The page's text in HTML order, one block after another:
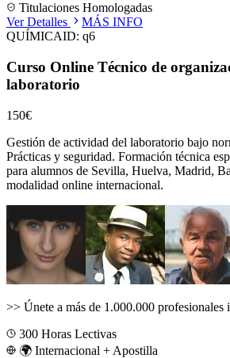
Titulaciones Homologadas
Ver Detalles
MÁS INFO
QUÍMICAID: q6
Curso Online Técnico de
laboratorio
150€
Gestión de actividad del laboratorio bajo
Prácticas y seguridad. Formación técnica
para alumnos de Sevilla, Huelva, Madrid,
modalidad online internacional.
>> Únete a más de 1.000.000 profesionales
300 Horas Lectivas
🌍 Internacional + Apostilla